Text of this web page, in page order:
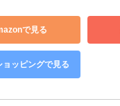
で見る
ッピングで見る